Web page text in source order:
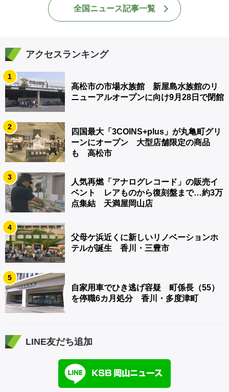
全国ニュース記事一覧
アクセスランキング
1
高松市の市場水族館 新屋島水族館のリ
ニューアルオープンに向け9月28日で閉館
2
四国最大「3COINS+plus」が丸亀町グリ
ーンにオープン 大型店舗限定の商品
も 高松市
3
人気再燃「アナログレコード」の販売イ
ベント レアものから復刻盤まで…約3万
点集結 天満屋岡山店
4
父母ケ浜近くに新しいリノベーションホ
テルが誕生 香川・三豊市
5
自家用車でひき逃げ容疑 町係長（55）
を停職6カ月処分 香川・多度津町
LINE友だち追加